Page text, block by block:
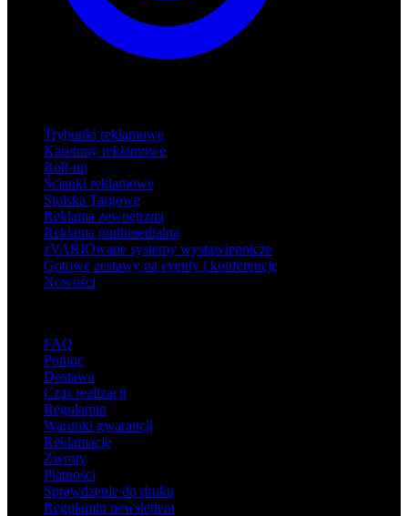
Trybunki reklamowe
Kasetony reklamowe
Roll-up
Ścianki reklamowe
Stoiska Targowe
Reklama zewnętrzna
Reklama multimedialna
zVARIOwane systemy wystawiennicze
Gotowe zestawy na eventy i konferencje
Nowości
FAQ
Pomoc
Dostawa
Czas realizacji
Regulamin
Warunki gwarancji
Reklamacje
Zwroty
Płatności
Sprawdzenie do druku
Regulamin newslettera